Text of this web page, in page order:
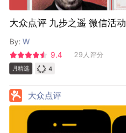
大众点评 九步之遥 微信活动
By:W
9.4
29人评分
月精选 4
大众点评